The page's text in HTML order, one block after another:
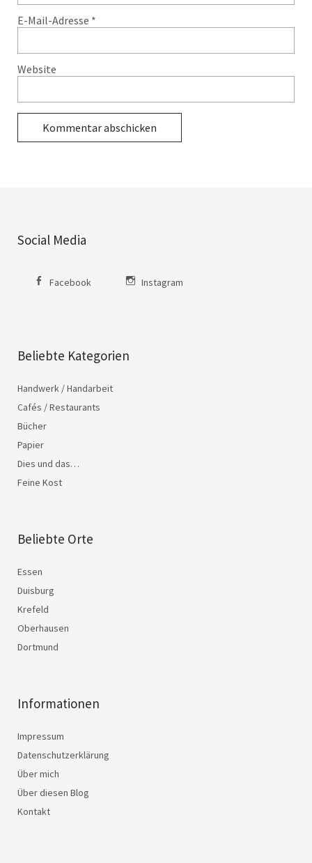
E-Mail-Adresse *
Website
Social Media
Facebook Instagram
Beliebte Kategorien
Handwerk / Handarbeit
Cafés / Restaurants
Bücher
Papier
Dies und das…
Feine Kost
Beliebte Orte
Essen
Duisburg
Krefeld
Oberhausen
Dortmund
Informationen
Impressum
Datenschutzerklärung
Über mich
Über diesen Blog
Kontakt